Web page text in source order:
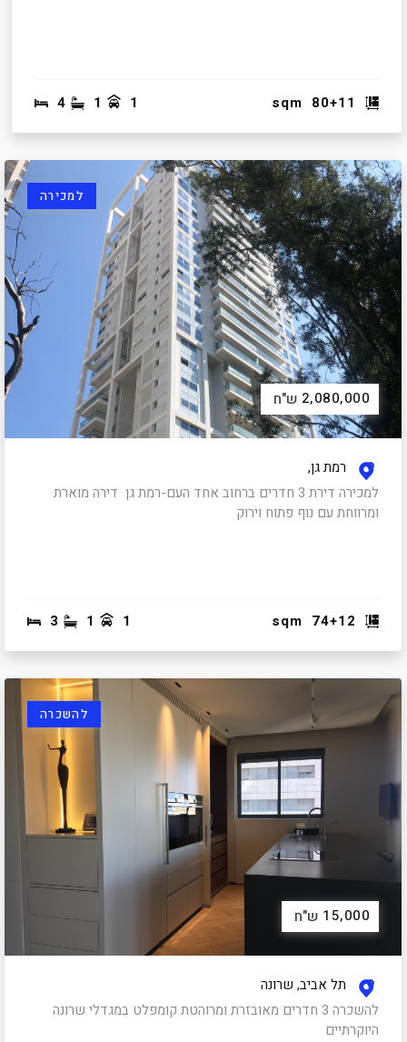
sqm 80+11
4 1 1
למכירה
2,080,000 ש"ח
רמת גן,
למכירה דירת 3 חדרים ברחוב אחד העם-רמת גן דירה מוארת
ומרווחת עם נוף פתוח וירוק
sqm 74+12
3 1 1
להשכרה
15,000 ש"ח
תל אביב, שרונה
להשכרה 3 חדרים מאובזרת ומרוהטת קומפלט במגדלי שרונה
היוקרתיים